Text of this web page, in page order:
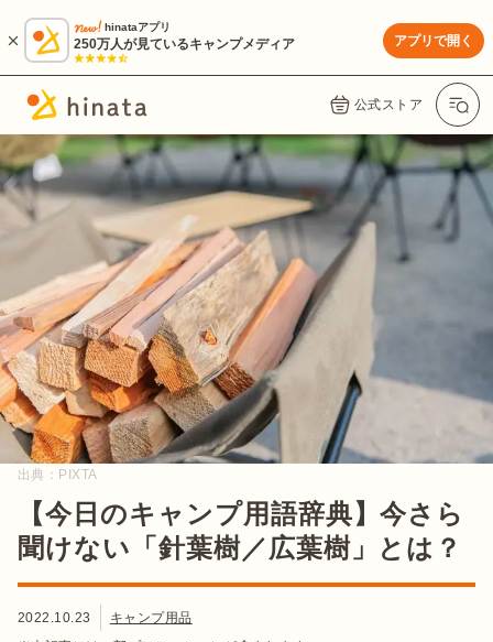
hinataアプリ
250万人が見ているキャンプメディア アプリで開く
公式ストア
出典： PIXTA
【今日のキャンプ用語辞典】今さら
聞けない「針葉樹／広葉樹」とは？
2022.10.23
キャンプ用品